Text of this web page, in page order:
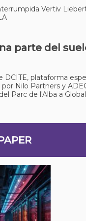
Vertiv
parte del
plataforma
Nilo Partners y
Parc de l'Alba a